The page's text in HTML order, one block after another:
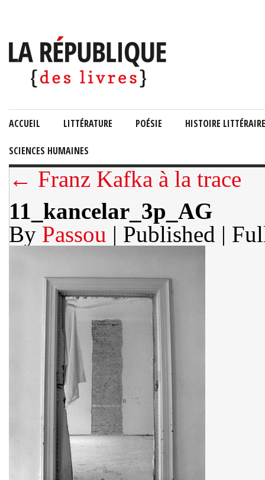
ACCUEIL LITTÉRATURE POÉSIE HISTOIRE LITTÉRAIRE
SCIENCES HUMAINES
← Franz Kafka à la trace
11_kancelar_3p_AG
By Passou | Published |